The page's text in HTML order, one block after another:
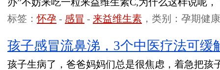
标签：怀孕 - 感冒 - 来益维生素 ，类别：孕期健康
孩子感冒流鼻涕，3个中医疗法可缓
孩子生病了，爸爸妈妈们总是很焦虑，着急把孩